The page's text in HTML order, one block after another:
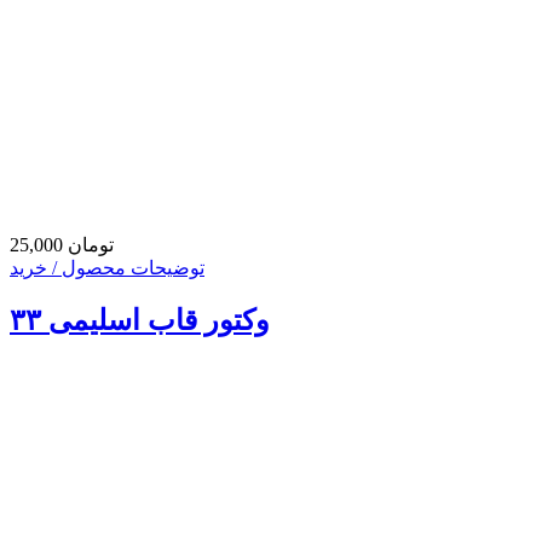
25,000 تومان
توضیحات محصول / خرید
وکتور قاب اسلیمی ۳۳